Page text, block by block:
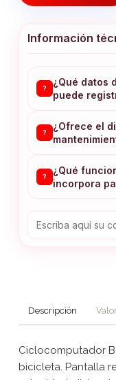
Información
?
¿Qué datos
puede
?
¿Ofrece el
?
¿Qué
incorpora
Descripción
Ciclocomputador
bicicleta. Pantalla